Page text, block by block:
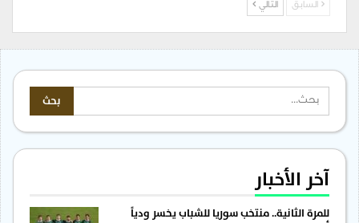
السابق التالي
آخر الأخبار
للمرة الثانية.. منتخب سوريا للشباب يخسر ودياً